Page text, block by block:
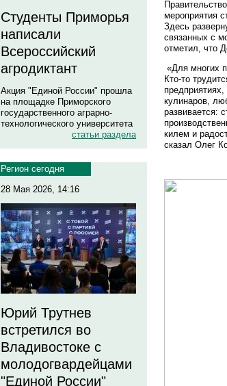
Студенты Приморья
написали
Всероссийский
агродиктант
Акция "Единой России" прошла
на площадке Приморского
государственного аграрно-
технологического университета
статьи раздела
Регион сегодня
28 Мая 2026, 14:16
Юрий Трутнев
встретился во
Владивостоке с
молодогвардейцами
"Единой России"
мероприятия
Здесь
связанных с
отметил, что
«Для многих
Кто-то
кулинаров,
развивается:
килем и
сказал Олег